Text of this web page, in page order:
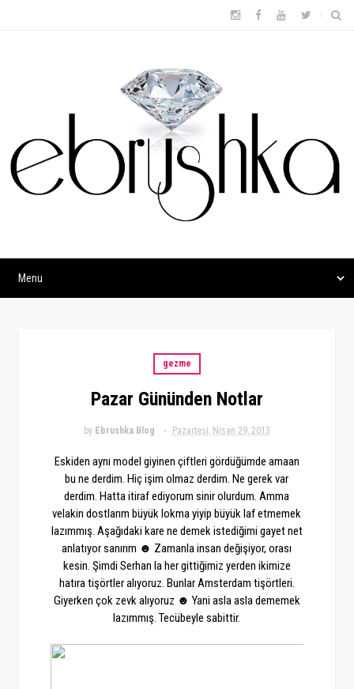
gezme
Pazar Gününden Notlar
by Ebrushka Blog Pazartesi, Nisan 29, 2013
Eskiden aynı model giyinen çiftleri gördüğümde amaan
bu ne derdim. Hiç işim olmaz derdim. Ne gerek var
derdim. Hatta itiraf ediyorum sinir olurdum. Amma
velakin dostlarım büyük lokma yiyip büyük laf etmemek
lazımmış. Aşağıdaki kare ne demek istediğimi gayet net
anlatıyor sanırım ☻ Zamanla insan değişiyor, orası
kesin. Şimdi Serhan la her gittiğimiz yerden ikimize
hatıra tişörtler alıyoruz. Bunlar Amsterdam tişörtleri.
Giyerken çok zevk alıyoruz ☻ Yani asla asla dememek
lazımmış. Tecübeyle sabittir.